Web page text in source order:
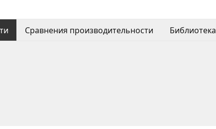
Сравнения производительности Библиотека